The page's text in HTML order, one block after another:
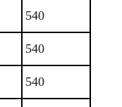
540
540
540